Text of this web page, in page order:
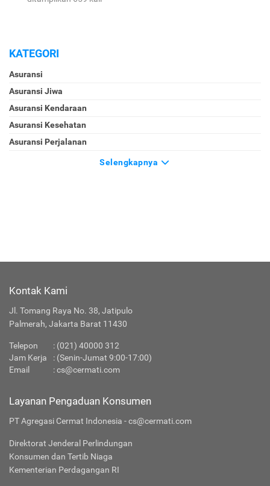
KATEGORI
Asuransi
Asuransi Jiwa
Asuransi Kendaraan
Asuransi Kesehatan
Asuransi Perjalanan
Selengkapnya
Kontak Kami
Jl. Tomang Raya No. 38, Jatipulo
Palmerah, Jakarta Barat 11430
Telepon : (021) 40000 312
Jam Kerja
: (Senin-Jumat 9:00-17:00)
Email
:cs@cermati.com
Layanan Pengaduan Konsumen
PT Agregasi Cermat Indonesia - cs@cermati.com
Direktorat Jenderal Perlindungan
Konsumen dan Tertib Niaga
Kementerian Perdagangan RI